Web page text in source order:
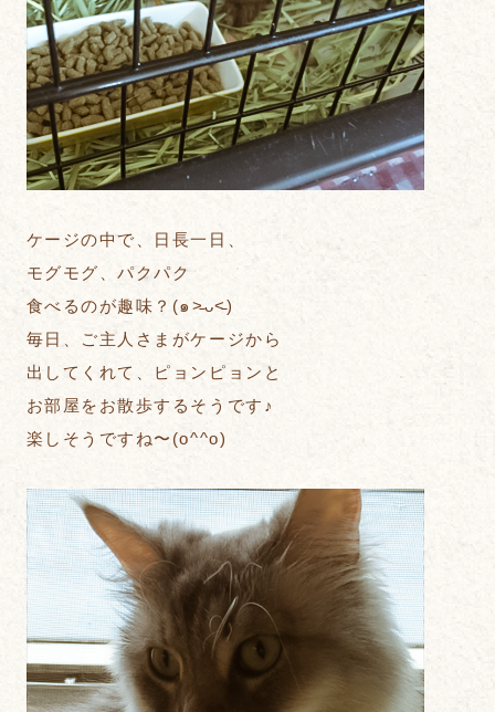
ケージの中で、日長一日、
モグモグ、パクパク
食べるのが趣味？(๑˃̵ᴗ˂̵)
毎日、ご主人さまがケージから
出してくれて、ピョンピョンと
お部屋をお散歩するそうです♪
楽しそうですね〜(o^^o)